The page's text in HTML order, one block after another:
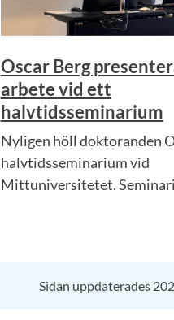
Oscar Berg
arbete vid ett
halvtidsseminarium
Nyligen höll doktoranden
halvtidsseminarium vid
Mittuniversitetet.
Sidan uppdaterades